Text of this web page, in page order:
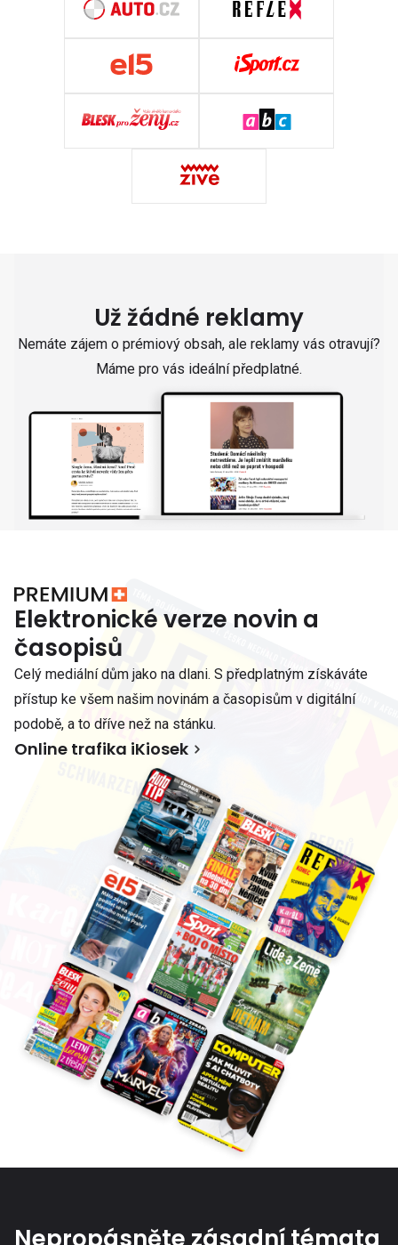
Už žádné reklamy
Nemáte zájem o prémiový obsah, ale reklamy vás otravují?
Máme pro vás ideální předplatné.
Elektronické verze novin a
časopisů
Celý mediální dům jako na dlani. S předplatným získáváte
přístup ke všem našim novinám a časopisům v digitální
podobě, a to dříve než na stánku.
Online trafika iKiosek